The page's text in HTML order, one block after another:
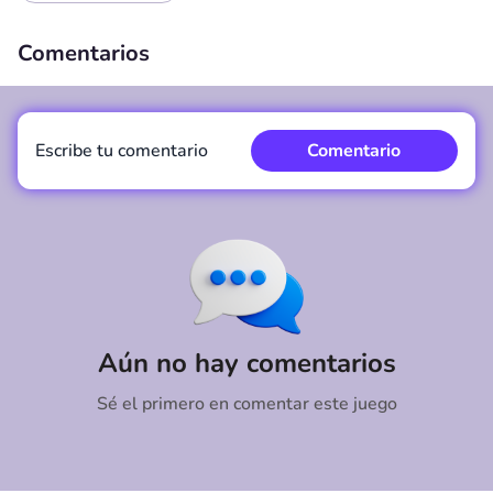
Comentarios
Aún no hay comentarios
Sé el primero en comentar este juego
Escribe tu comentario Comentario